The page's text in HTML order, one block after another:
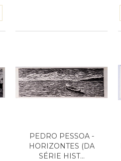
PEDRO PESSOA -
HORIZONTES (DA
SÉRIE HIST...